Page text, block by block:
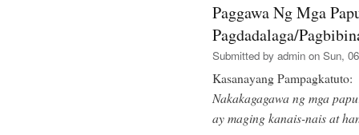
Paggawa Ng Mga
Pagdadalaga/
Submitted by admin on Sun,
Kasanayang Pampagkatuto:
Nakakagagawa ng mga
ay maging kanais-nais at